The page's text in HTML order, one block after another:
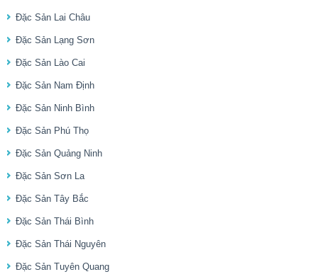
Đặc Sản Lai Châu
Đặc Sản Lạng Sơn
Đặc Sản Lào Cai
Đặc Sản Nam Định
Đặc Sản Ninh Bình
Đặc Sản Phú Thọ
Đặc Sản Quảng Ninh
Đặc Sản Sơn La
Đặc Sản Tây Bắc
Đặc Sản Thái Bình
Đặc Sản Thái Nguyên
Đặc Sản Tuyên Quang